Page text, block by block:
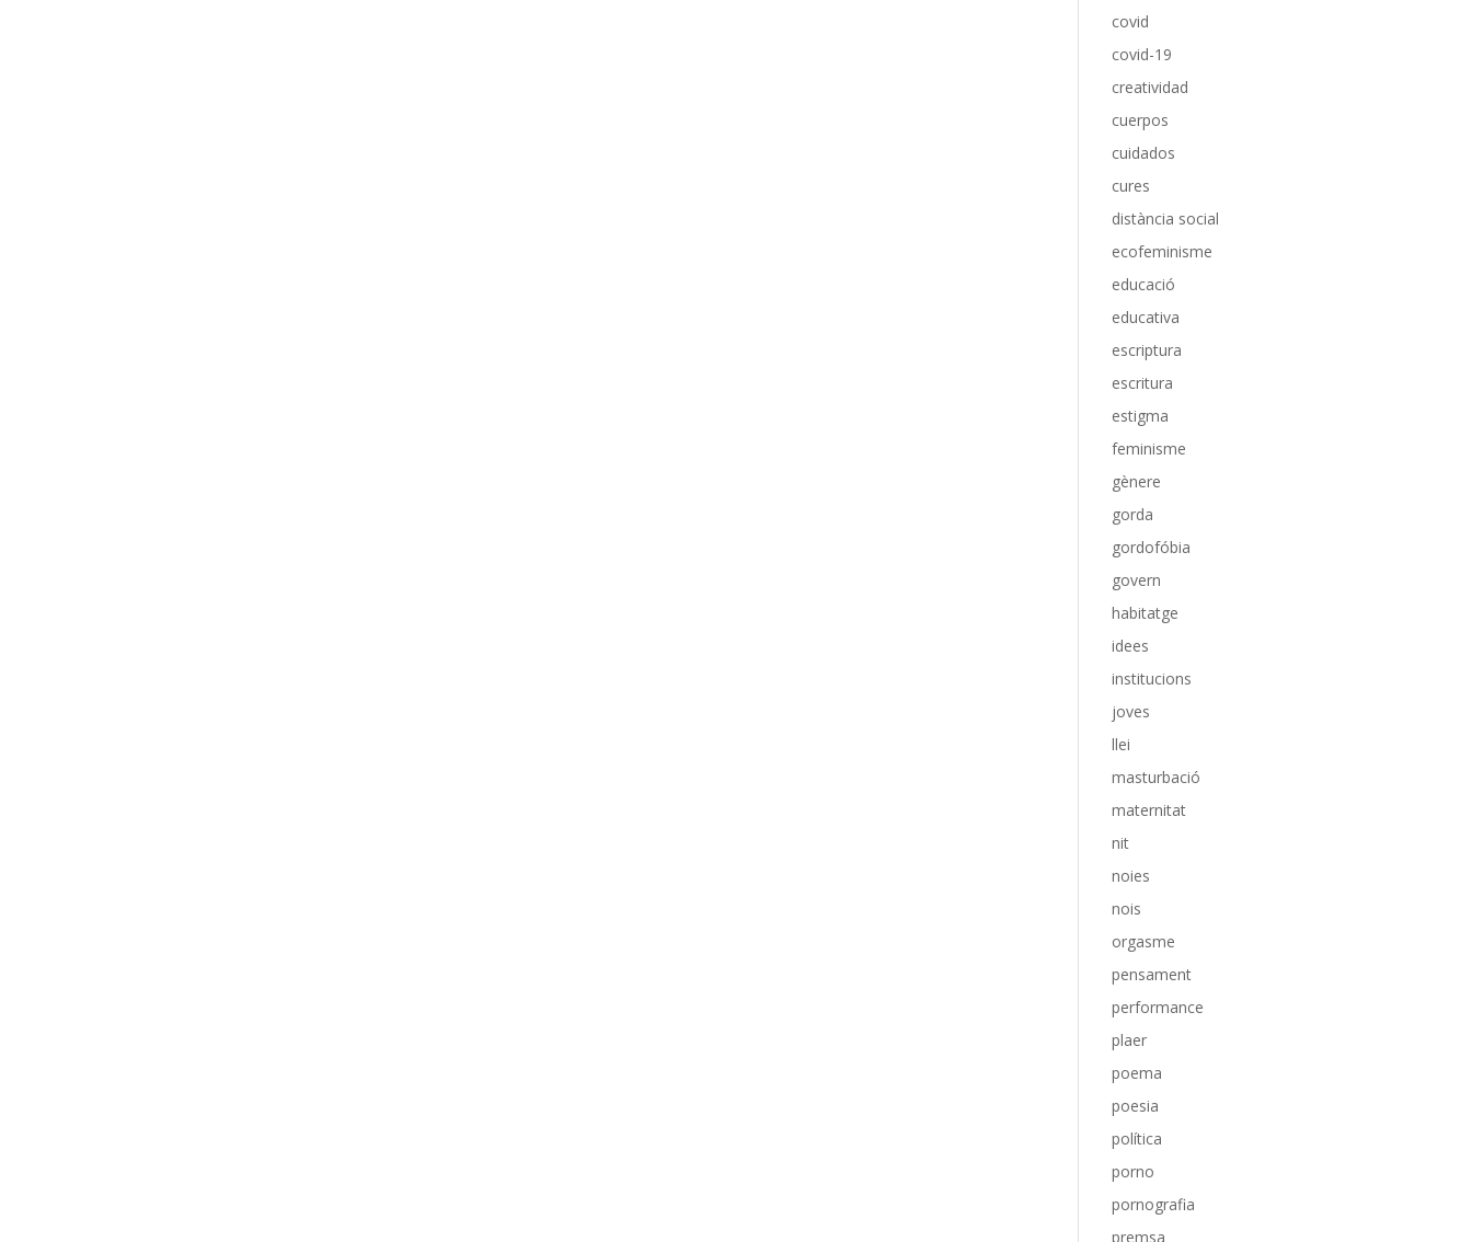
covid
covid-19
creatividad
cuerpos
cuidados
cures
distància social
ecofeminisme
educació
educativa
escriptura
escritura
estigma
feminisme
gènere
gorda
gordofóbia
govern
habitatge
idees
institucions
joves
llei
masturbació
maternitat
nit
noies
nois
orgasme
pensament
performance
plaer
poema
poesia
política
porno
pornografia
premsa